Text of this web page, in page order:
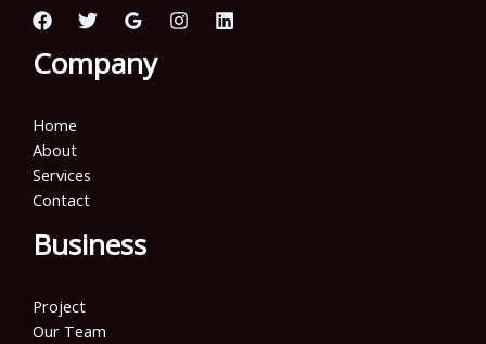
Company
Home
About
Services
Contact
Business
Project
Our Team